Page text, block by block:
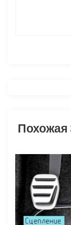
я
о
з
а
Похожая